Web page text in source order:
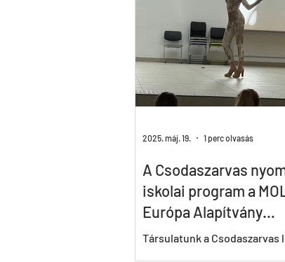
A Csodaszarvas
iskolai program a
Európa Alapítvány
támogatásával
Társulatunk a Csodaszarvas
2025. máj. 19. 1 perc olvasás